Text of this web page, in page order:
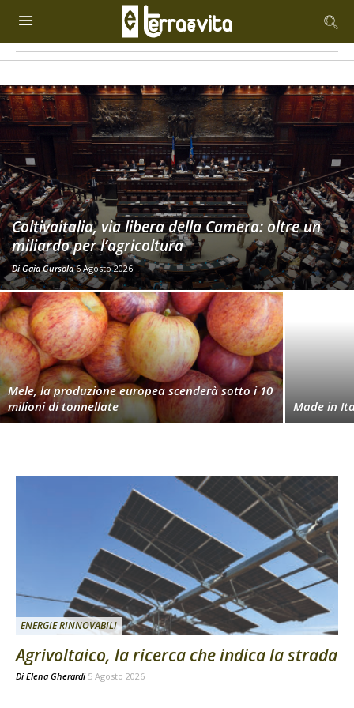
Coltivaitalia, via libera della Camera: oltre un
miliardo per l’agricoltura
DiGaia Gursola 6 Agosto 2026
Mele, la produzione europea scenderà sotto i 10
milioni di tonnellate
Made in
ENERGIE RINNOVABILI
Agrivoltaico, la ricerca che indica la strada
Di Elena Gherardi 5 Agosto 2026